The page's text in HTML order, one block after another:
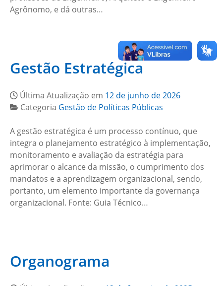
Agrônomo, e dá outras…
Gestão Estratégica
Última Atualização em 12 de junho de 2026
Categoria Gestão de Políticas Públicas
A gestão estratégica é um processo contínuo, que
integra o planejamento estratégico à implementação,
monitoramento e avaliação da estratégia para
aprimorar o alcance da missão, o cumprimento dos
mandatos e a aprendizagem organizacional, sendo,
portanto, um elemento importante da governança
organizacional. Fonte: Guia Técnico…
Organograma